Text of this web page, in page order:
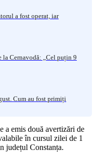
a fost operat, iar
la Cernavodă: „Cel puțin 9
Cum au fost primiți
a emis două avertizări de
în cursul zilei de 1
județul Constanța.